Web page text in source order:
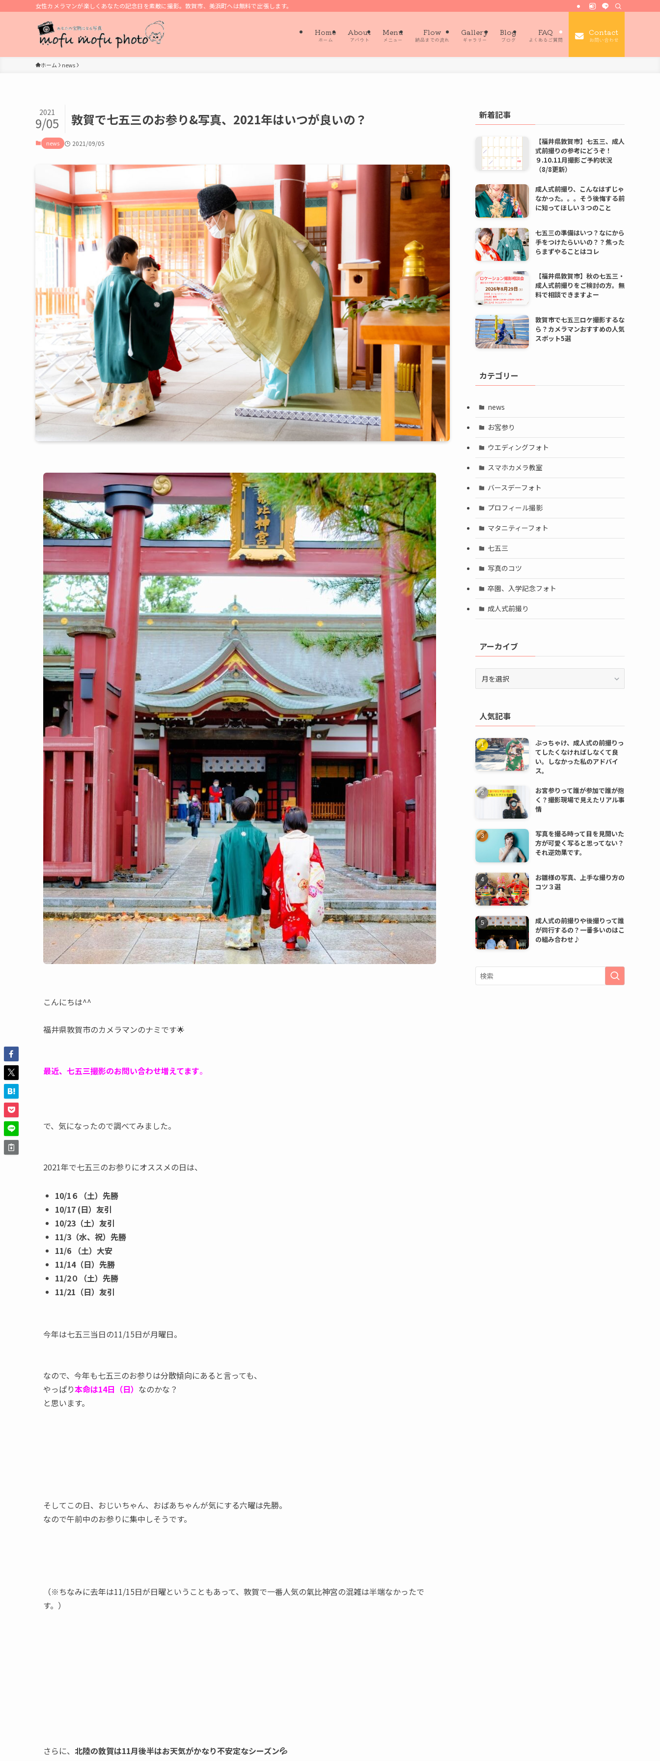
女性カメラマンが楽しくあなたの記念日を素敵に撮影。敦賀市、美浜町へは無料で出張します。
Home
ホーム
About
アバウト
Menu
メニュー
Flow
納品までの流れ
Gallery
ギャラリー
Blog
ブログ
FAQ
よくあるご質問
Contact
お問い合わせ
ホーム news
敦賀で七五三のお参り&写真、2021年はいつが良いの？
2021
9/05
news 2021/09/05
こんにちは^^
福井県敦賀市のカメラマンのナミです🌟
最近、七五三撮影のお問い合わせ増えてます。
で、気になったので調べてみました。
2021年で七五三のお参りにオススメの日は、
10/1６（土）先勝
10/17 (日）友引
10/23（土）友引
11/3（水、祝）先勝
11/6 （土）大安
11/14（日）先勝
11/2０（土）先勝
11/21（日）友引
今年は七五三当日の11/15日が月曜日。
なので、今年も七五三のお参りは分散傾向にあると言っても、
やっぱり本命は14日（日） なのかな？
と思います。
そしてこの日、おじいちゃん、おばあちゃんが気にする六曜は先勝。
なので午前中のお参りに集中しそうです。
（※ちなみに去年は11/15日が日曜ということもあって、敦賀で一番人気の氣比神宮の混雑は半端なかったで
す。）
さらに、 北陸の敦賀は11月後半はお天気がかなり不安定なシーズン💦
新着記事
【福井県敦賀市】七五三、成人
式前撮りの参考にどうぞ！
９.10.11月撮影ご予約状況
（8/8更新）
成人式前撮り、こんなはずじゃ
なかった。。。そう後悔する前
に知ってほしい３つのこと
七五三の準備はいつ？なにから
手をつけたらいいの？？焦った
らまずやることはコレ
【福井県敦賀市】秋の七五三・
成人式前撮りをご検討の方。無
料で相談できますよー
敦賀市で七五三ロケ撮影するな
ら？カメラマンおすすめの人気
スポット5選
カテゴリー
news
お宮参り
ウエディングフォト
スマホカメラ教室
バースデーフォト
プロフィール撮影
マタニティーフォト
七五三
写真のコツ
卒園、入学記念フォト
成人式前撮り
アーカイブ
ブ人気記事
ぶっちゃけ、成人式の前撮りっ
てしたくなければしなくて良
い。しなかった私のアドバイ
ス。
お宮参りって誰が参加で誰が抱
く？撮影現場で見えたリアル事
情
写真を撮る時って目を見開いた
方が可愛く写ると思ってない？
それ逆効果です。
お雛様の写真、上手な撮り方の
コツ３選
成人式の前撮りや後撮りって誰
が同行するの？一番多いのはこ
の組み合わせ♪